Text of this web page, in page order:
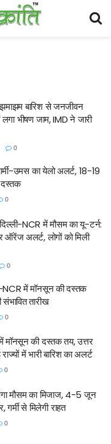
बारिश से जनजीवन
भीषण जाम, IMD ने जारी
0
उमस का येलो अलर्ट, 18-19
दस्तक
0
NCR में मौसम का यू-टर्न:
अलर्ट, लोगों को मिली
0
में मॉनसून की दस्तक
तारीख
0
की दस्तक तय, उत्तर
में भारी बारिश का अलर्ट
0
मौसम का मिजाज, 4-5 जून
से मिलेगी राहत
0